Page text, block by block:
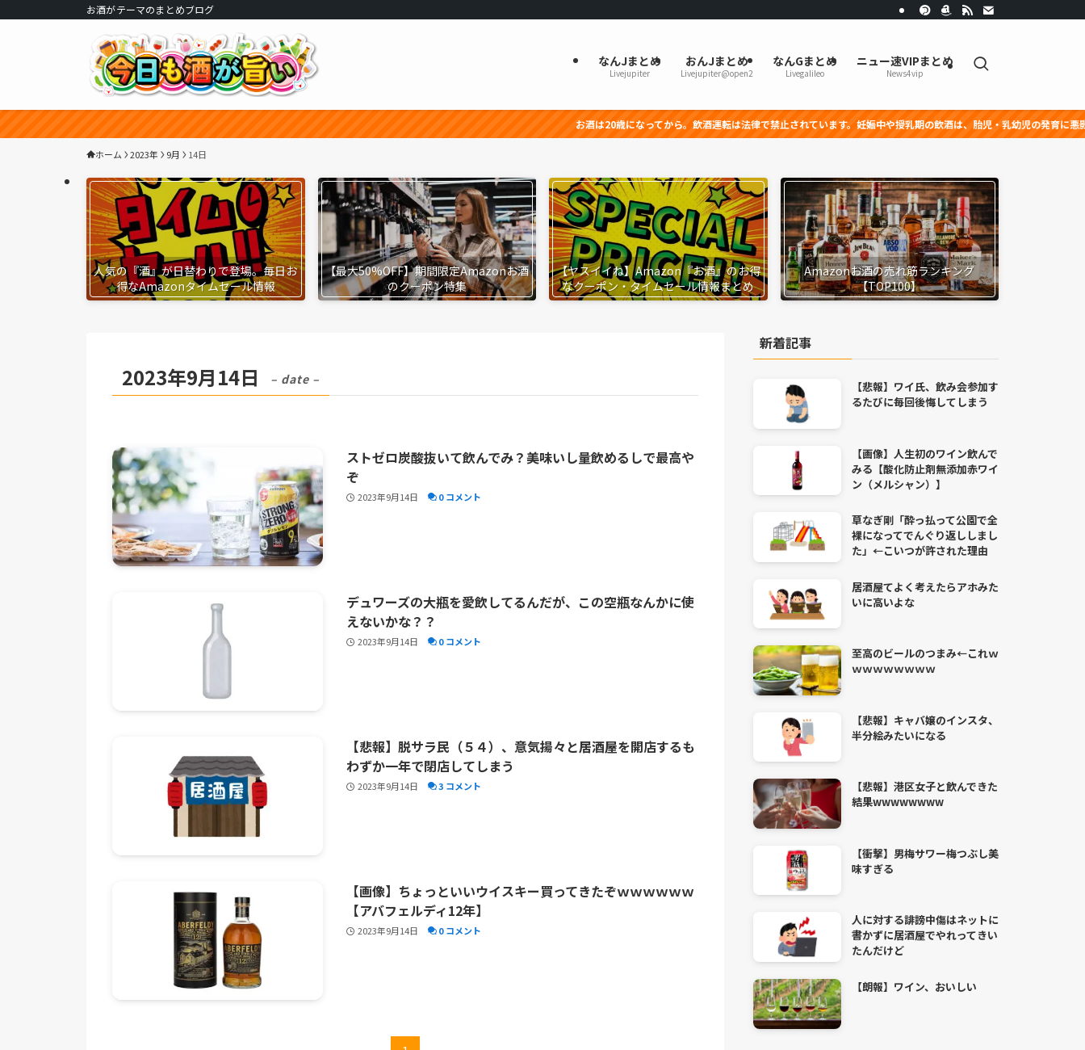
お酒がテーマのまとめブログ
なんJまとめ
Livejupiter
おんJまとめ
Livejupiter@open2
なんGまとめ
Livegalileo
ニュー速VIPまとめ
News4vip
お酒は20歳になってから。飲酒運転は法律で禁止されています。妊娠中や授乳期の飲酒は、胎児・乳幼児の発育に悪影響を与える恐れがあ
ホーム 2023年 9月 14日
人気の『酒』が日替わりで登場。毎日お
得なAmazonタイムセール情報
【最大50%OFF】期間限定Amazonお酒
のクーポン特集
【ヤスイイね】Amazon『お酒』のお得
なクーポン・タイムセール情報まとめ
Amazonお酒の売れ筋ランキング
【TOP100】
2023年9月14日 – date –
ストゼロ炭酸抜いて飲んでみ？美味いし量飲めるしで最高や
ぞ
2023年9月14日 0 コメント
デュワーズの大瓶を愛飲してるんだが、この空瓶なんかに使
えないかな？？
2023年9月14日 0 コメント
【悲報】脱サラ民（５４）、意気揚々と居酒屋を開店するも
わずか一年で閉店してしまう
2023年9月14日 3 コメント
【画像】ちょっといいウイスキー買ってきたぞｗｗｗｗｗｗ
【アバフェルディ12年】
2023年9月14日 0 コメント
新着記事
【悲報】ワイ氏、飲み会参加す
るたびに毎回後悔してしまう
【画像】人生初のワイン飲んで
みる【酸化防止剤無添加赤ワイ
ン（メルシャン）】
草なぎ剛「酔っ払って公園で全
裸になってでんぐり返ししまし
た」←こいつが許された理由
居酒屋てよく考えたらアホみた
いに高いよな
至高のビールのつまみ←これｗ
ｗｗｗｗｗｗｗｗ
【悲報】キャバ嬢のインスタ、
半分絵みたいになる
【悲報】港区女子と飲んできた
結果wwwwwwww
【衝撃】男梅サワー梅つぶし美
味すぎる
人に対する誹謗中傷はネットに
書かずに居酒屋でやれってきい
たんだけど
【朗報】ワイン、おいしい